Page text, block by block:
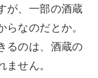
が、一部の酒蔵
なのだとか。
るのは、酒蔵の
せん。